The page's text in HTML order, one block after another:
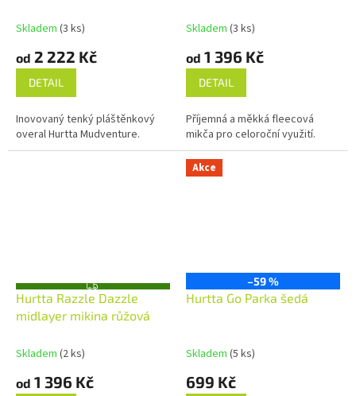
Skladem (3 ks)
od 2 222 Kč
DETAIL
Inovovaný tenký pláštěnkový
overal Hurtta Mudventure.
Skladem (3 ks)
od 1 396 Kč
DETAIL
Příjemná a měkká fleecová
mikča pro celoroční využití.
Z
D
R
Hurtta Razzle Dazzle
midlayer mikina růžová
Skladem (2 ks)
od 1 396 Kč
Akce
–59 %
Hurtta Go Parka šedá
Skladem (5 ks)
699 Kč